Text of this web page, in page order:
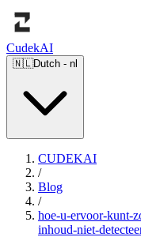
CudekAI
🇳🇱Dutch - nl
CUDEKAI
/
Blog
/
hoe-u-ervoor-kunt-
inhoud-niet-